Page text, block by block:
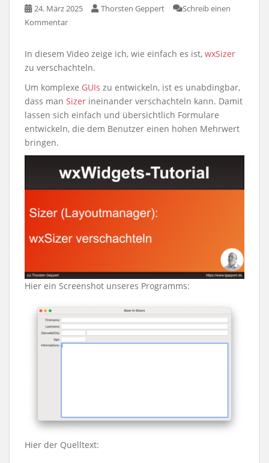
24. März 2025 Thorsten Geppert
Schreib einen
Kommentar
In diesem Video zeige ich, wie einfach es ist, wxSizer
zu verschachteln.
Um komplexe GUIs zu entwickeln, ist es unabdingbar,
dass man Sizer ineinander verschachteln kann. Damit
lassen sich einfach und übersichtlich Formulare
entwickeln, die dem Benutzer einen hohen Mehrwert
bringen.
Hier ein Screenshot unseres Programms:
Hier der Quelltext: